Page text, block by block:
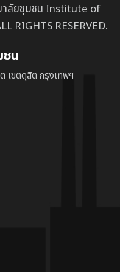
ลัยชุมชน Institute of
RIGHTS RESERVED.
ชน
เขตดุสิต กรุงเทพฯ